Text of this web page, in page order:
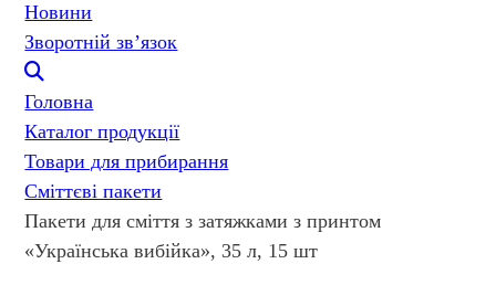
Новини
Зворотній зв’язок
Головна
Каталог продукції
Товари для прибирання
Сміттєві пакети
Пакети для сміття з затяжками з принтом
«Українська вибійка», 35 л, 15 шт